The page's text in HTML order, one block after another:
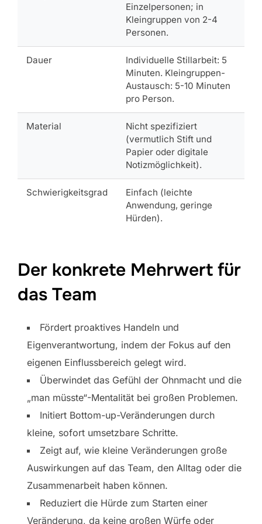
Einzelpersonen; in
Kleingruppen von 2-4
Personen.
Dauer
Individuelle Stillarbeit: 5
Minuten. Kleingruppen-
Austausch: 5-10 Minuten
pro Person.
Material
Nicht spezifiziert
(vermutlich Stift und
Papier oder digitale
Notizmöglichkeit).
Schwierigkeitsgrad
Einfach (leichte
Anwendung, geringe
Hürden).
Der konkrete Mehrwert für
das Team
Fördert proaktives Handeln und
Eigenverantwortung, indem der Fokus auf den
eigenen Einflussbereich gelegt wird.
Überwindet das Gefühl der Ohnmacht und die
„man müsste“-Mentalität bei großen Problemen.
Initiert Bottom-up-Veränderungen durch
kleine, sofort umsetzbare Schritte.
Zeigt auf, wie kleine Veränderungen große
Auswirkungen auf das Team, den Alltag oder die
Zusammenarbeit haben können.
Reduziert die Hürde zum Starten einer
Veränderung, da keine großen Würfe oder